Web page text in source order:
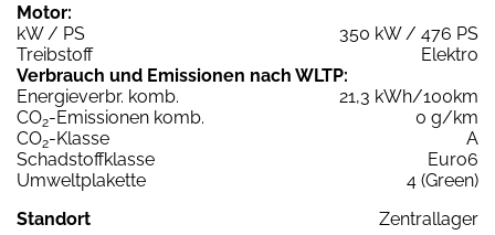
Motor:
kW / PS
350 kW / 476 PS
Treibstoff
Elektro
Verbrauch und Emissionen nach WLTP:
Energieverbr. komb.
21,3 kWh/100km
CO2-Emissionen komb.
0 g/km
CO2-Klasse
A
Schadstoffklasse
Euro6
Umweltplakette
4 (Green)
Standort
Zentrallager